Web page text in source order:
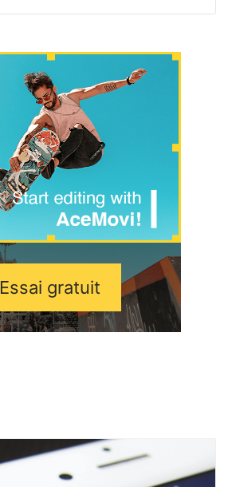
Essai gratuit